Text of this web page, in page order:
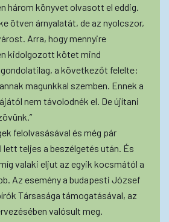
három könyvet olvasott el eddig.
ötven árnyalatát, de az nyolcszor,
Arra, hogy mennyire
kidolgozott kötet mind
a következőt felelte:
magunkkal szemben. Ennek a
nem távolodnék el. De újítani
felolvasásával és még pár
lett teljes a beszélgetés után. És
valaki eljut az egyik kocsmától a
Az esemény a budapesti József
Társasága támogatásával, az
valósult meg.